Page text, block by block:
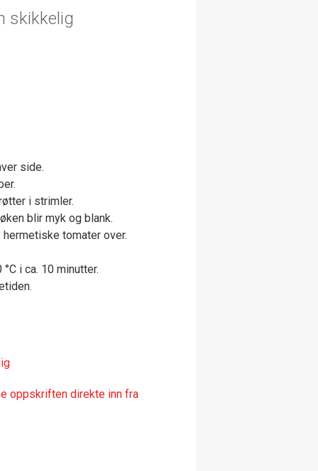
skikkelig
side.
i strimler.
blir myk og blank.
tomater over.
i ca. 10 minutter.
oppskriften direkte inn fra